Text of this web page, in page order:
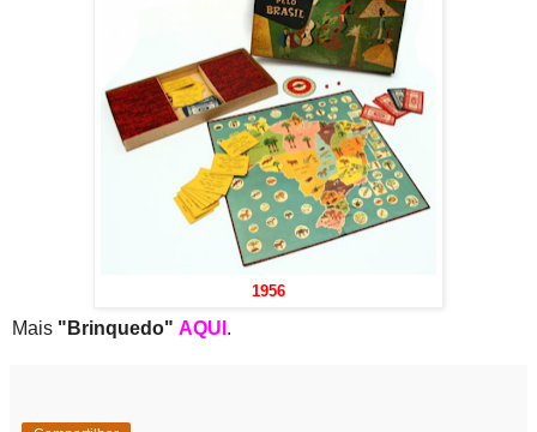
1956
Mais "Brinquedo" AQUI .